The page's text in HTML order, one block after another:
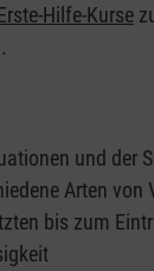
Hilfe-Kurse
und der
Arten von
bis zum